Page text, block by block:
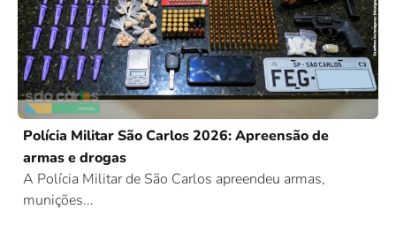
Polícia Militar São Carlos 2026: Apreensão de
armas e drogas
A Polícia Militar de São Carlos apreendeu armas,
munições...